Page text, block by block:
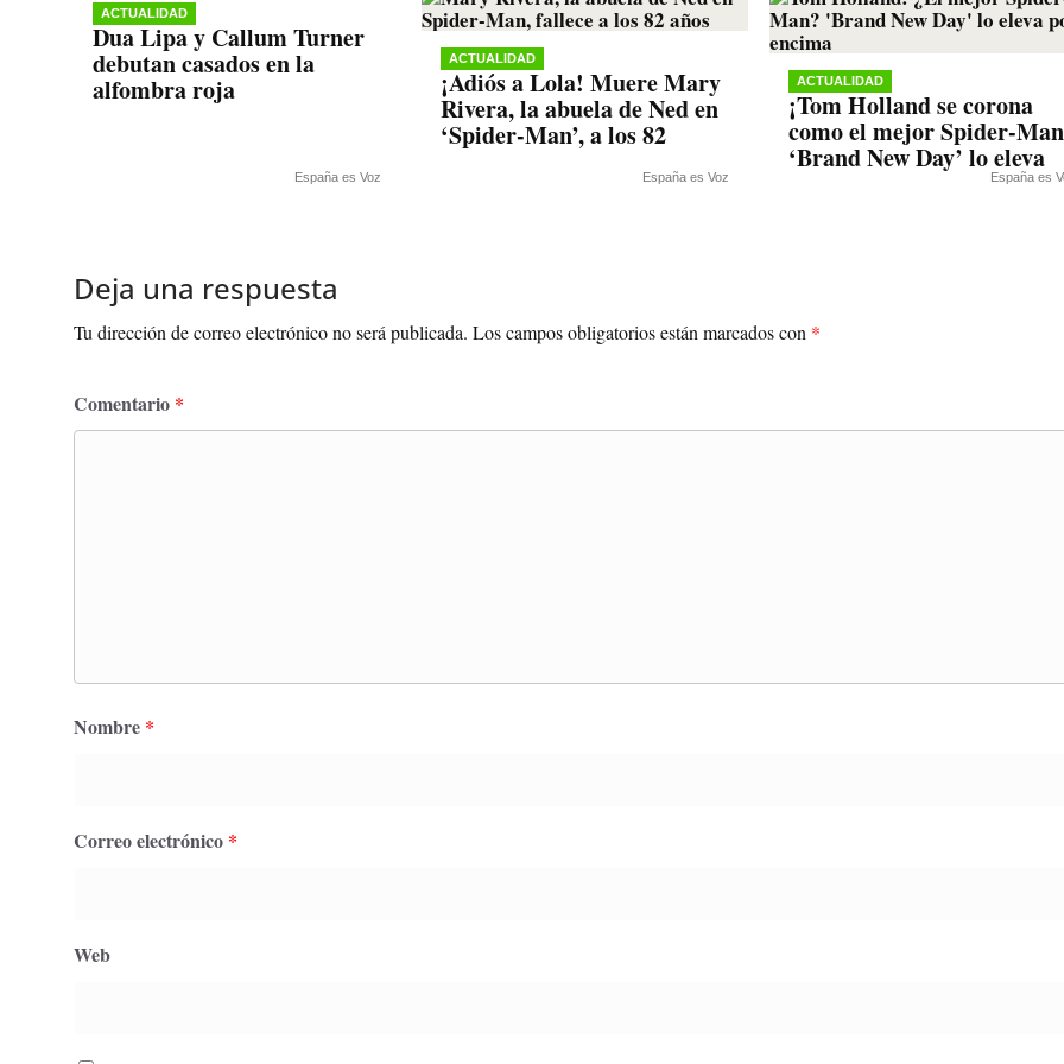
ACTUALIDAD
Dua Lipa y Callum Turner
debutan casados en la
alfombra roja
España es Voz
ACTUALIDAD
¡Adiós a Lola! Muere Mary
Rivera, la abuela de Ned en
‘Spider-Man’, a los 82
España es Voz
ACTUALIDAD
¡Tom Holland se corona
como el mejor Spider-
‘Brand New Day’ lo eleva
España es
Deja una respuesta
Tu dirección de correo electrónico no será publicada. Los campos obligatorios están marcados con *
Comentario *
Nombre *
Correo electrónico *
Web